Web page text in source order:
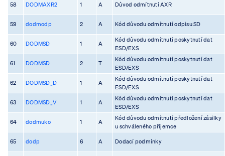
58 DODMAXR2 1 A Důvod odmítnutí AXR
59 dodmodp 2 A Kód důvodu odmítnutí odpisu SD
60 DODMSD 1 A
Kód důvodu odmítnutí poskytnutí dat
ESD/EXS
61 DODMSD 2 T
Kód důvodu odmítnutí poskytnutí dat
ESD/EXS
62 DODMSD_D 1 A
Kód důvodu odmítnutí poskytnutí dat
ESD/EXS
63 DODMSD_V 1 A
Kód důvodu odmítnutí poskytnutí dat
ESD/EXS
64 dodmuko 1 A
Kód důvodu odmítnutí předložení zásilky
u schváleného příjemce
65 dodp 6 A Dodací podmínky